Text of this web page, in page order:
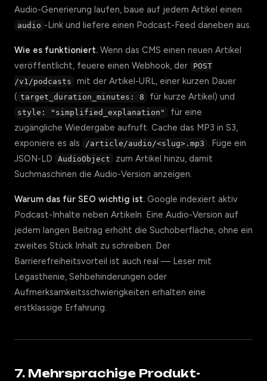
Audio-Generierung laufen, baue auf jedem Artikel einen
audio -Link und liefere einen Podcast-Feed daneben aus.
Wie es funktioniert. Wenn das CMS einen neuen Artikel
veröffentlicht, feuere einen Webhook, der
POST
/v1/podcasts
mit der Artikel-URL, einer kurzen Dauer
( target_duration_minutes: 8 für kurze Artikel) und
style: "simplified_explanation"
für eine
zugängliche Wiedergabe aufruft. Cache das MP3 in S3,
exponiere es als
/article/audio/<slug>.mp3 . Füge ein
JSON-LD
AudioObject
zum Artikel hinzu, damit
Suchmaschinen die Audio-Version anzeigen.
Warum das für SEO wichtig ist. Google indexiert aktiv
Podcast-Inhalte neben Artikeln. Eine Audio-Version auf
jedem langen Beitrag erhöht die Suchoberfläche, ohne ein
zweites Stück Inhalt zu schreiben. Der
Barrierefreiheitsvorteil ist auch real — Leser mit
Legasthenie, Sehbehinderungen oder
Aufmerksamkeitsschwierigkeiten erhalten eine
erstklassige Erfahrung.
7. Mehrsprachige Produkt-